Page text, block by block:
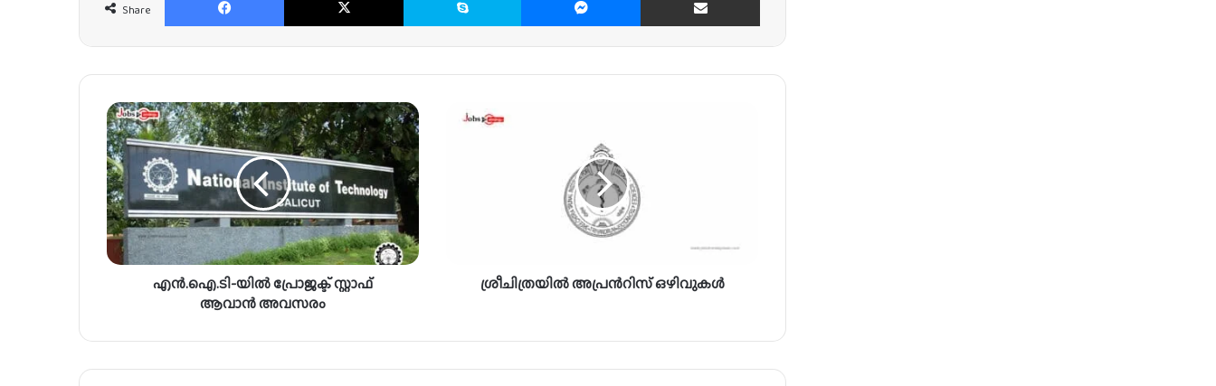
Share
എ
ൻ
.
ഐ
.
ടി
-
യി
ൽ
സ്റ്റാ
എൻ.ഐ.ടി-യിൽ പ്രോജക്ട് സ്റ്റാഫ്
ആവാൻ അവസരം
വു
ശ്രീചിത്രയിൽ അപ്രൻറിസ് ഒഴിവുകൾ